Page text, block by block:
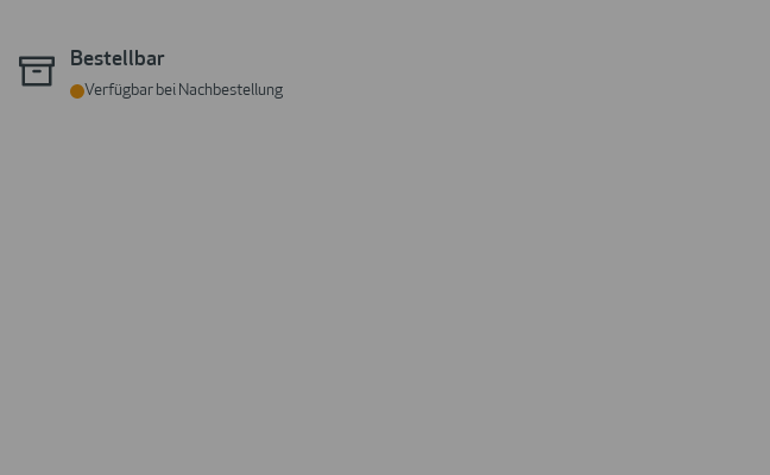
Bestellbar
Verfügbar bei Nachbestellung